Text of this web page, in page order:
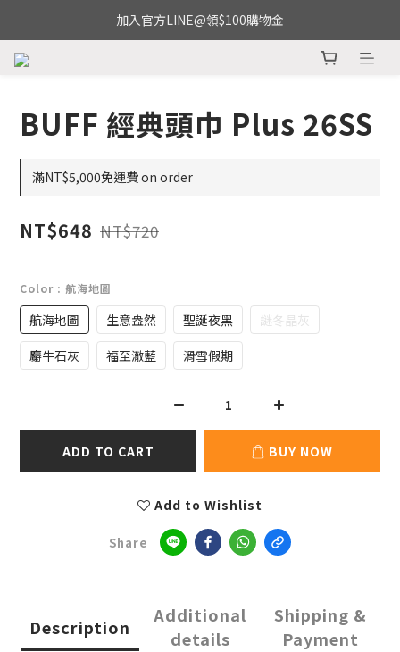
加入官方LINE@領$100購物金
BUFF 經典頭巾 Plus 26SS
滿NT$5,000免運費 on order
NT$648 NT$720
Color : 航海地圖
航海地圖 生意盎然 聖誕夜黑
謎冬晶灰
麝牛石灰
福至澈藍 滑雪假期
ADD TO CART BUY NOW
Add to Wishlist
Share
Description
Additional
details
Shipping &
Payment